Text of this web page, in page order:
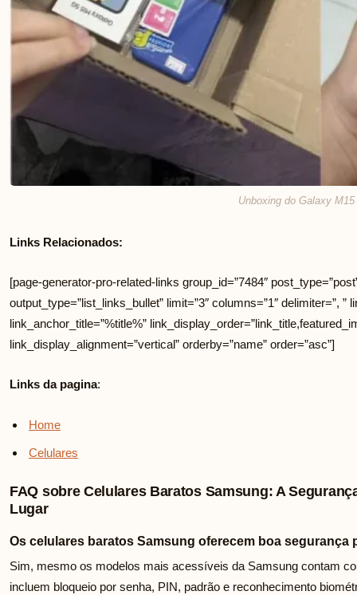
Unboxing do Galaxy
Links Relacionados:
[page-generator-pro-related-links group_id=”7484″
output_type=”list_links_bullet” limit=”3″ columns=”1″ delimiter=”, ”
link_anchor_title=”%title%”
link_display_alignment=”vertical” orderby=”name” order=”asc”]
Links da pagina:
Home
Celulares
FAQ sobre Celulares Baratos Samsung: A
Lugar
Os celulares baratos Samsung oferecem boa segurança
Sim, mesmo os modelos mais acessíveis da Samsung contam
incluem bloqueio por senha, PIN, padrão e reconhecimento